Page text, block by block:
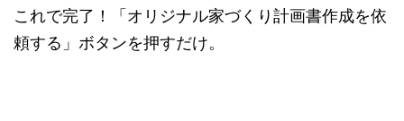
これで完了！「オリジナル家づくり計画書作成を依
頼する」ボタンを押すだけ。